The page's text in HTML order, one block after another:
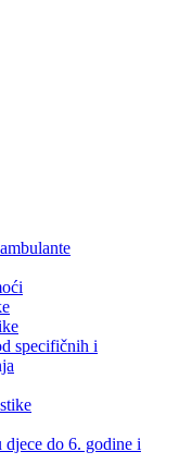
specifičnih i
djece do 6. godine i